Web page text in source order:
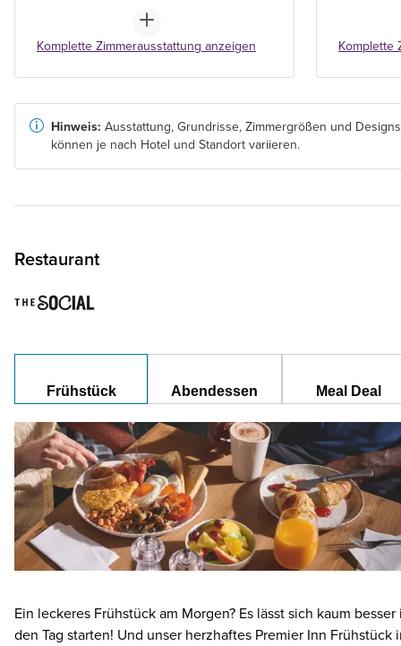
Komplette Zimmerausstattung anzeigen Komplette
Hinweis: Ausstattung, Grundrisse, Zimmergrößen und Designs
können je nach Hotel und Standort variieren.
Restaurant
Frühstück Abendessen Meal Deal
Ein leckeres Frühstück am Morgen? Es lässt sich kaum besser
den Tag starten! Und unser herzhaftes Premier Inn Frühstück